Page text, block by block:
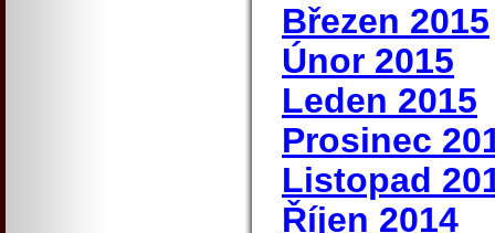
Březen 2015
Únor 2015
Leden 2015
Prosinec
Listopad
Říjen 2014